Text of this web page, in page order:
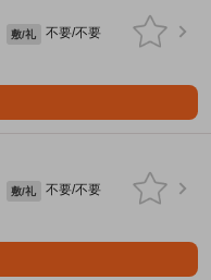
敷/礼
不要/不要
敷/礼
不要/不要